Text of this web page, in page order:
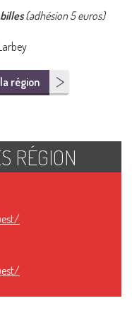
billes(adhésion 5 euros)
région
RÉGION